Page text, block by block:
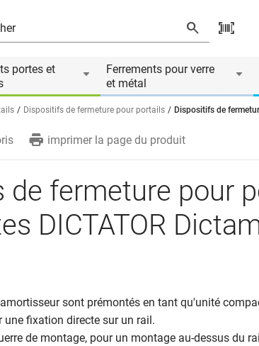
portes et
Ferrements pour verre
et métal
Dispositifs de fermeture pour portails Dispositifs de
imprimer la page du produit
de fermeture pour
DICTATOR
sont prémontés en tant qu'unité
une fixation directe sur un rail.
de montage, pour un montage au-dessus du